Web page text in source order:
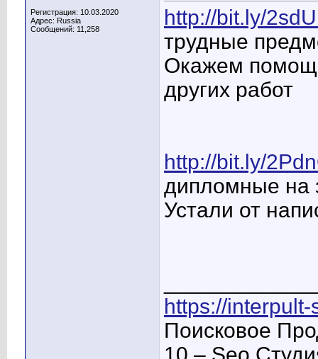
Регистрация: 10.03.2020
Адрес: Russia
Сообщений: 11,258
http://bit.ly/
трудные
Окажем
других работ
http://bit.ly/
дипломные на
Устали от
https://
Поисковое